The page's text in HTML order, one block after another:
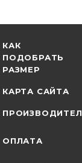
КАК
ПОДОБРАТЬ
РАЗМЕР
КАРТА САЙТА
ОПЛАТА